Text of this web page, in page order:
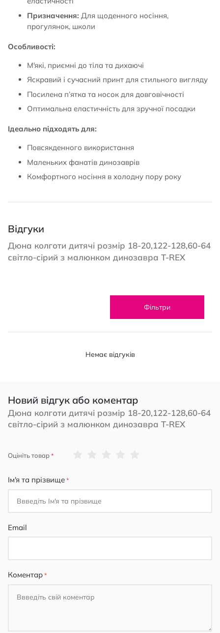
Призначення: Для щоденного носіння,
прогулянок, школи
Особливості:
М'які, приємні до тіла та дихаючі
Яскравий і сучасний принт для стильного вигляду
Посилена п’ятка та носок для довговічності
Оптимальна еластичність для зручної посадки
Ідеально підходять для:
Повсякденного використання
Маленьких фанатів динозаврів
Комфортного носіння в холодну пору року
Відгуки
Дюна колготи дитячі розмір 18-20,122-128,60-64
світло-сірий з малюнком динозавра T-REX
Фільтри
Немає відгуків
Новий відгук або коментар
Дюна колготи дитячі розмір 18-20,122-128,60-64
світло-сірий з малюнком динозавра T-REX
Оцініть товар
Ім'я та прізвище
Email
Коментар